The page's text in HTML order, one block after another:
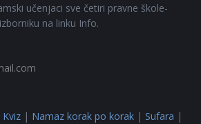
učenjaci sve četiri pravne škole-
na linku Info.
Kviz | Namaz korak po korak | Sufara |